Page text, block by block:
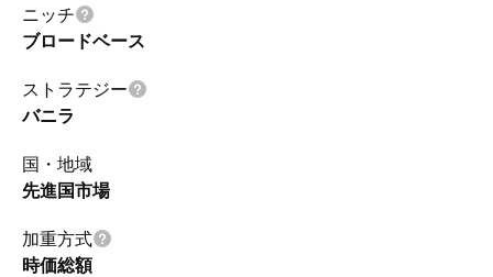
ニッチ
ブロードベース
ストラテジー
バニラ
国・地域
先進国市場
加重方式
時価総額